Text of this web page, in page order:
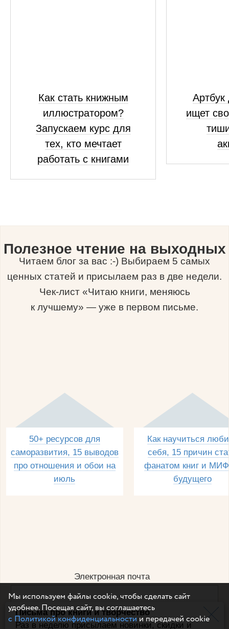
Письма про книги и творчество
Раз в неделю присылаем новинки, скидки и
Как стать книжным
иллюстратором?
Запускаем курс для
тех, кто мечтает
работать с книгами
Артбук
ищет
Полезное чтение на выходных
Читаем блог за вас :-) Выбираем 5 самых
ценных статей и присылаем раз в две недели.
Чек-лист «Читаю книги, меняюсь
к лучшему» — уже в первом письме.
50+ ресурсов для
саморазвития, 15 выводов
про отношения и обои на
июль
Как научиться
себя, 15 причин
фанатом книг и
будущего
Электронная почта
Например, dulsineya@gmail.com
Без спама и смс
Мы используем файлы cookie, чтобы сделать сайт
удобнее. Посещая сайт, вы соглашаетесь
с Политикой конфиденциальностии передачей cookie